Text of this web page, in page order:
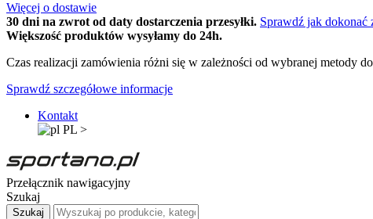
Więcej o dostawie
30 dni na zwrot od daty dostarczenia przesyłki. Sprawdź jak dokonać
Większość produktów wysyłamy do 24h.
Czas realizacji zamówienia różni się w zależności od wybranej metody
Sprawdź szczegółowe informacje
Kontakt
PL >
Przełącznik nawigacyjny
Szukaj
Szukaj